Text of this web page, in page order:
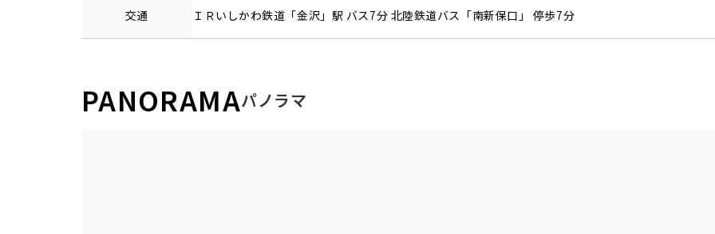
交通 ＩＲいしかわ鉄道 「金沢 」駅 バス7分 北陸鉄道バス「南新保口」 停歩7分
PANORAMAパノラマ